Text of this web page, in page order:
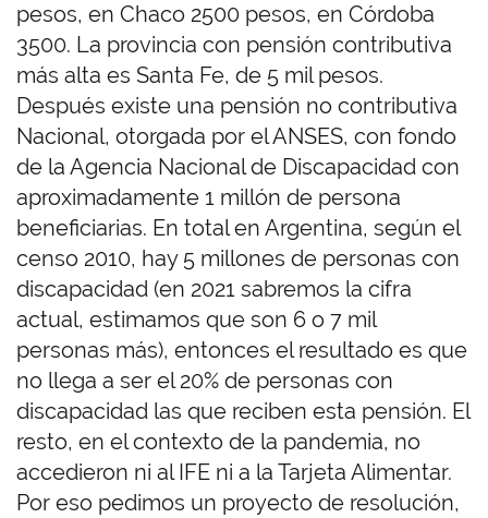
pesos, en Chaco 2500 pesos, en Córdoba
3500. La provincia con pensión contributiva
más alta es Santa Fe, de 5 mil pesos.
Después existe una pensión no contributiva
Nacional, otorgada por el ANSES, con fondo
de la Agencia Nacional de Discapacidad con
aproximadamente 1 millón de persona
beneficiarias. En total en Argentina, según el
censo 2010, hay 5 millones de personas con
discapacidad (en 2021 sabremos la cifra
actual, estimamos que son 6 o 7 mil
personas más), entonces el resultado es que
no llega a ser el 20% de personas con
discapacidad las que reciben esta pensión. El
resto, en el contexto de la pandemia, no
accedieron ni al IFE ni a la Tarjeta Alimentar.
Por eso pedimos un proyecto de resolución,